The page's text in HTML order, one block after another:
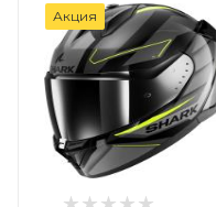
Акция